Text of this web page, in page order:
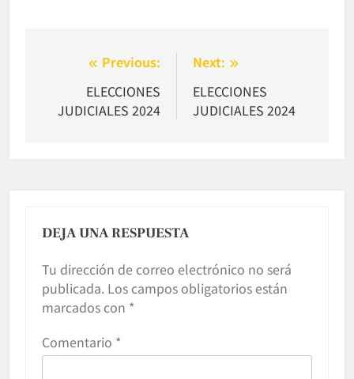
Navegación
entradas
Previous:
ELECCIONES
JUDICIALES 2024
Next:
ELECCIONES
JUDICIALES 2024
DEJA UNA RESPUESTA
Tu dirección de correo electrónico no será
publicada. Los campos obligatorios están
marcados con *
Comentario *